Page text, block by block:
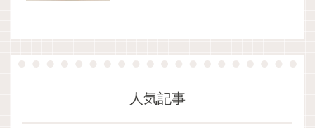
人気記事